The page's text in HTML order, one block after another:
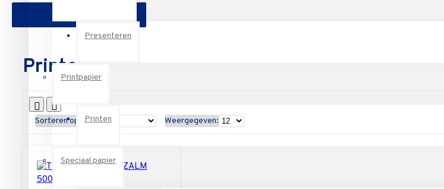
Presenteren
Printpapier
Printen
Speciaal papier
Printen
Sorteren op: Weergegeven: